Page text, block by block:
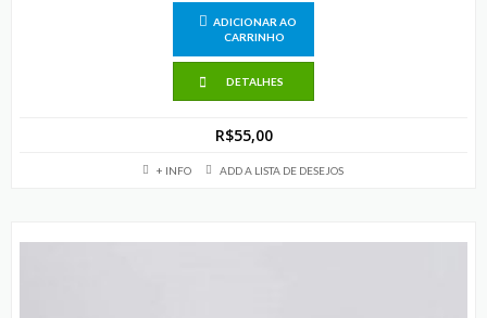
ADICIONAR AO
CARRINHO
DETALHES
R$55,00
+ INFO ADD A LISTA DE DESEJOS